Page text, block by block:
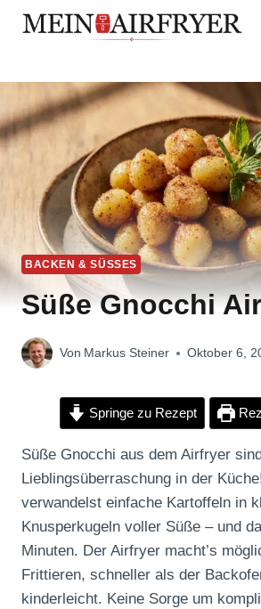
Zum
Inhalt
BACKEN & SÜSSES
Süße Gnocchi
Von Markus Steiner Oktober 6,
Springe zu Rezept
Süße Gnocchi aus dem Airfryer
Lieblingsüberraschung in der
verwandelst einfache Kartoffeln in
Knusperkugeln voller Süße – und
Minuten. Der Airfryer macht’s
Frittieren, schneller als der
kinderleicht. Keine Sorge um